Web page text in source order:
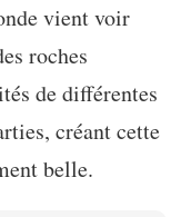
vient voir
roches
de différentes
créant cette
belle.